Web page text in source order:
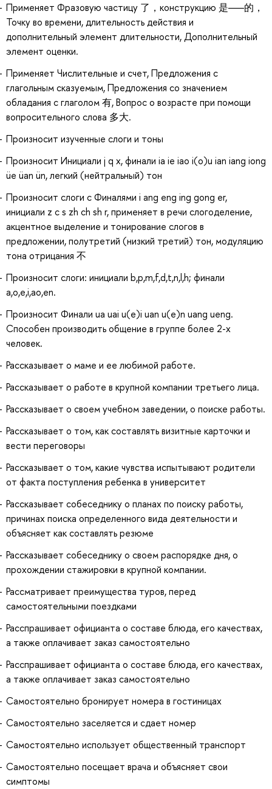
Применяет Фразовую частицу 了，конструкцию 是——的，
Точку во времени, длительность действия и
дополнительный элемент длительности, Дополнительный
элемент оценки.
Применяет Числительные и счет, Предложения с
глагольным сказуемым, Предложения со значением
обладания с глаголом 有, Вопрос о возрасте при помощи
вопросительного слова 多大.
Произносит изученные слоги и тоны
Произносит Инициали j q x, финали ia ie iao i(o)u ian iang iong
üe üan ün, легкий (нейтральный) тон
Произносит слоги с Финалями i ang eng ing gong er,
инициали z c s zh ch sh r, применяет в речи слогоделение,
акцентное выделение и тонирование слогов в
предложении, полутретий (низкий третий) тон, модуляцию
тона отрицания 不
Произносит слоги: инициали b,p,m,f,d,t,n,l,h; финали
a,o,e,i,ao,en.
Произносит Финали ua uai u(e)i uan u(e)n uang ueng.
Способен производить общение в группе более 2-х
человек.
Рассказывает о маме и ее любимой работе.
Рассказывает о работе в крупной компании третьего лица.
Рассказывает о своем учебном заведении, о поиске работы.
Рассказывает о том, как составлять визитные карточки и
вести переговоры
Рассказывает о том, какие чувства испытывают родители
от факта поступления ребенка в университет
Рассказывает собеседнику о планах по поиску работы,
причинах поиска определенного вида деятельности и
объясняет как составлять резюме
Рассказывает собеседнику о своем распорядке дня, о
прохождении стажировки в крупной компании.
Рассматривает преимущества туров, перед
самостоятельными поездками
Расспрашивает официанта о составе блюда, его качествах,
а также оплачивает заказ самостоятельно
Расспрашивает официанта о составе блюда, его качествах,
а также оплачивает заказ самостоятельно
Самостоятельно бронирует номера в гостиницах
Самостоятельно заселяется и сдает номер
Самостоятельно использует общественный транспорт
Самостоятельно посещает врача и объясняет свои
симптомы